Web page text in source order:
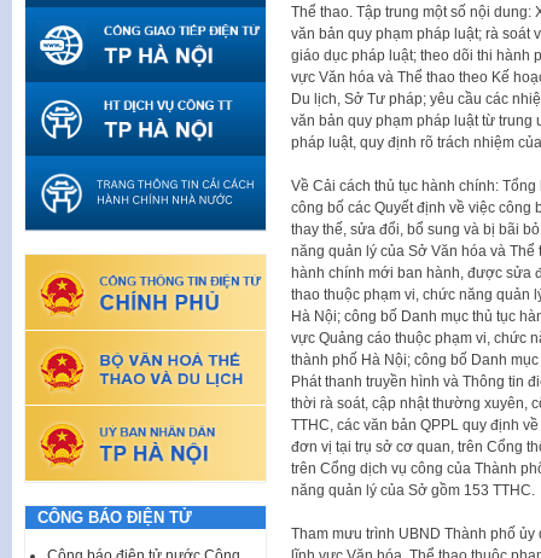
Thể thao. Tập trung một số nội
văn bản quy phạm pháp luật; rà soát
giáo dục pháp luật; theo dõi thi hành
vực Văn hóa và Thể thao theo Kế
Du lịch, Sở Tư pháp; yêu cầu các
văn bản quy phạm pháp luật từ
pháp luật, quy định rõ trách nhiệm
Về Cải cách thủ tục hành chính:
công bố các Quyết định về việc
thay thế, sửa đổi, bổ sung và bị bãi
năng quản lý của Sở Văn hóa và
hành chính mới ban hành, được sửa
thao thuộc phạm vi, chức năng quản
Hà Nội; công bố Danh mục thủ tục
vực Quảng cáo thuộc phạm vi, chức
thành phố Hà Nội; công bố Danh
Phát thanh truyền hình và Thông tin
thời rà soát, cập nhật thường xuyên,
TTHC, các văn bản QPPL quy định
đơn vị tại trụ sở cơ quan, trên Cổng
trên Cổng dịch vụ công của Thành
năng quản lý của Sở gồm 153 TTHC.
Tham mưu trình UBND Thành phố
CÔNG BÁO ĐIỆN TỬ